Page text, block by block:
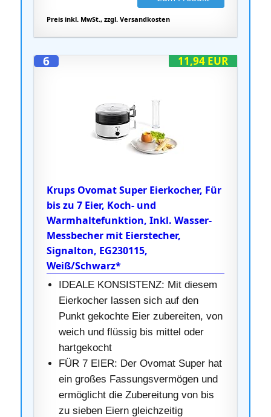
Preis inkl. MwSt., zzgl. Versandkosten
11,94 EUR
6
Krups Ovomat Super Eierkocher, Für
bis zu 7 Eier, Koch- und
Warmhaltefunktion, Inkl. Wasser-
Messbecher mit Eierstecher,
Signalton, EG230115,
Weiß/Schwarz*
IDEALE KONSISTENZ: Mit diesem
Eierkocher lassen sich auf den
Punkt gekochte Eier zubereiten, von
weich und flüssig bis mittel oder
hartgekocht
FÜR 7 EIER: Der Ovomat Super hat
ein großes Fassungsvermögen und
ermöglicht die Zubereitung von bis
zu sieben Eiern gleichzeitig